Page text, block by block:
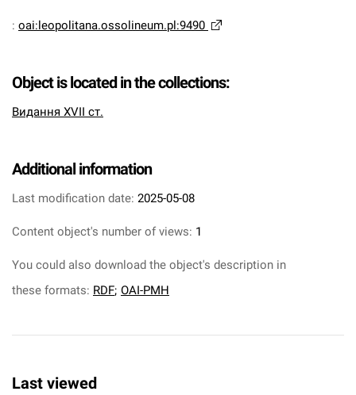
: oai:leopolitana.ossolineum.pl:9490
Object is located in the collections:
Видання XVII ст.
Additional information
Last modification date: 2025-05-08
Content object's number of views: 1
You could also download the object's description in
these formats: RDF; OAI-PMH
Last viewed